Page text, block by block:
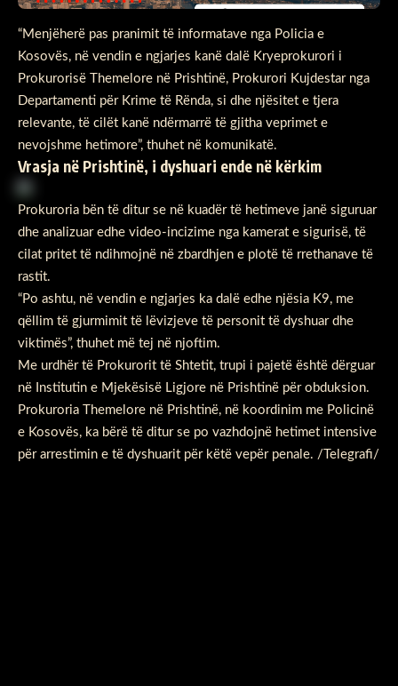
“Menjëherë pas pranimit të informatave nga Policia e
Kosovës, në vendin e ngjarjes kanë dalë Kryeprokurori i
Prokurorisë Themelore në Prishtinë, Prokurori Kujdestar nga
Departamenti për Krime të Rënda, si dhe njësitet e tjera
relevante, të cilët kanë ndërmarrë të gjitha veprimet e
nevojshme hetimore”, thuhet në komunikatë.
Vrasja në Prishtinë, i dyshuari ende në kërkim
Prokuroria bën të ditur se në kuadër të hetimeve janë siguruar
dhe analizuar edhe video-incizime nga kamerat e sigurisë, të
cilat pritet të ndihmojnë në zbardhjen e plotë të rrethanave të
rastit.
“Po ashtu, në vendin e ngjarjes ka dalë edhe njësia K9, me
qëllim të gjurmimit të lëvizjeve të personit të dyshuar dhe
viktimës”, thuhet më tej në njoftim.
Me urdhër të Prokurorit të Shtetit, trupi i pajetë është dërguar
në Institutin e Mjekësisë Ligjore në Prishtinë për obduksion.
Prokuroria Themelore në Prishtinë, në koordinim me Policinë
e Kosovës, ka bërë të ditur se po vazhdojnë hetimet intensive
për arrestimin e të dyshuarit për këtë vepër penale. /Telegrafi/